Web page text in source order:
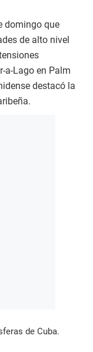
domingo que
de alto nivel
a-Lago en Palm
destacó la
de Cuba.